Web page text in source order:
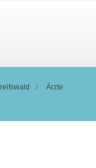
Ärzte